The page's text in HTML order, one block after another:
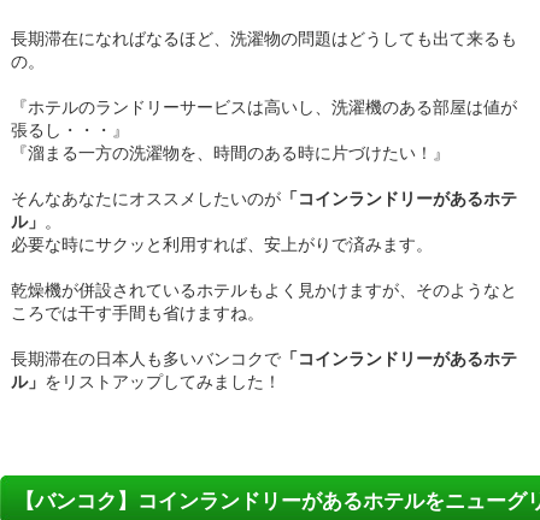
長期滞在になればなるほど、洗濯物の問題はどうしても出て来るも
の。
『ホテルのランドリーサービスは高いし、洗濯機のある部屋は値が
張るし・・・』
『溜まる一方の洗濯物を、時間のある時に片づけたい！』
そんなあなたにオススメしたいのが 「コインランドリーがあるホテ
ル」 。
必要な時にサクッと利用すれば、安上がりで済みます。
乾燥機が併設されているホテルもよく見かけますが、そのようなと
ころでは干す手間も省けますね。
長期滞在の日本人も多いバンコクで 「コインランドリーがあるホテ
ル」 をリストアップしてみました！
【バンコク】コインランドリーがあるホテルをニュー